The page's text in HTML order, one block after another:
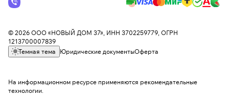
© 2026 ООО «НОВЫЙ ДОМ 37», ИНН 3702259779, ОГРН
1213700007839
Темная тема
Юридические документыОферта
На информационном ресурсе применяются рекомендательные
технологии.